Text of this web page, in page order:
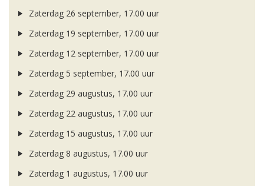
Zaterdag 26 september, 17.00 uur
Zaterdag 19 september, 17.00 uur
Zaterdag 12 september, 17.00 uur
Zaterdag 5 september, 17.00 uur
Zaterdag 29 augustus, 17.00 uur
Zaterdag 22 augustus, 17.00 uur
Zaterdag 15 augustus, 17.00 uur
Zaterdag 8 augustus, 17.00 uur
Zaterdag 1 augustus, 17.00 uur